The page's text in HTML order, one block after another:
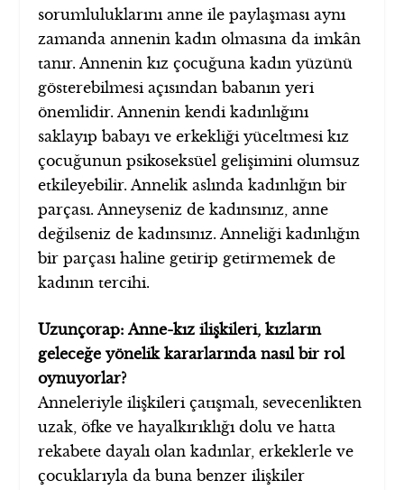
sorumluluklarını anne ile paylaşması aynı
zamanda annenin kadın olmasına da imkân
tanır. Annenin kız çocuğuna kadın yüzünü
gösterebilmesi açısından babanın yeri
önemlidir. Annenin kendi kadınlığını
saklayıp babayı ve erkekliği yüceltmesi kız
çocuğunun psikoseksüel gelişimini olumsuz
etkileyebilir. Annelik aslında kadınlığın bir
parçası. Anneyseniz de kadınsınız, anne
değilseniz de kadınsınız. Anneliği kadınlığın
bir parçası haline getirip getirmemek de
kadının tercihi.
Uzunçorap: Anne-kız ilişkileri, kızların
geleceğe yönelik kararlarında nasıl bir rol
oynuyorlar?
Anneleriyle ilişkileri çatışmalı, sevecenlikten
uzak, öfke ve hayalkırıklığı dolu ve hatta
rekabete dayalı olan kadınlar, erkeklerle ve
çocuklarıyla da buna benzer ilişkiler